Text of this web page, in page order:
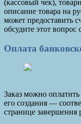
(кассовый чек),
описание товара на
может предоставить
обсудите этот
Оплата
Заказ можно
его создания —
странице завершения